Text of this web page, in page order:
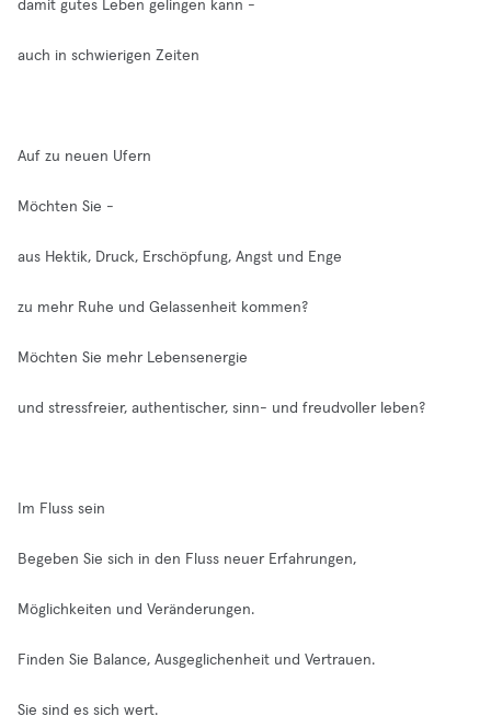
damit gutes Leben gelingen kann -
auch in schwierigen Zeiten
Auf zu neuen Ufern
Möchten Sie -
aus Hektik, Druck, Erschöpfung, Angst und Enge
zu mehr Ruhe und Gelassenheit kommen?
Möchten Sie mehr Lebensenergie
und stressfreier, authentischer, sinn- und freudvoller leben?
Im Fluss sein
Begeben Sie sich in den Fluss neuer Erfahrungen,
Möglichkeiten und Veränderungen.
Finden Sie Balance, Ausgeglichenheit und Vertrauen.
Sie sind es sich wert.